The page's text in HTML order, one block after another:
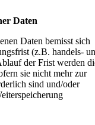
Daten
Daten bemisst sich
(z.B. handels-
der Frist werden
sie nicht mehr zur
sind und/oder